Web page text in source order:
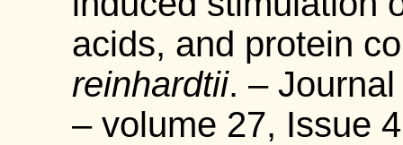
acids, and protein
reinhardtii. –
– volume 27, Issue